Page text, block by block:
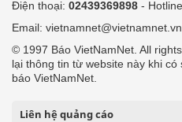
Điện thoại: 02439369898 -
Email: vietnamnet@vietnamnet.vn
© 1997 Báo VietNamNet. All
lại thông tin từ website này khi
báo VietNamNet.
Liên hệ quảng cáo